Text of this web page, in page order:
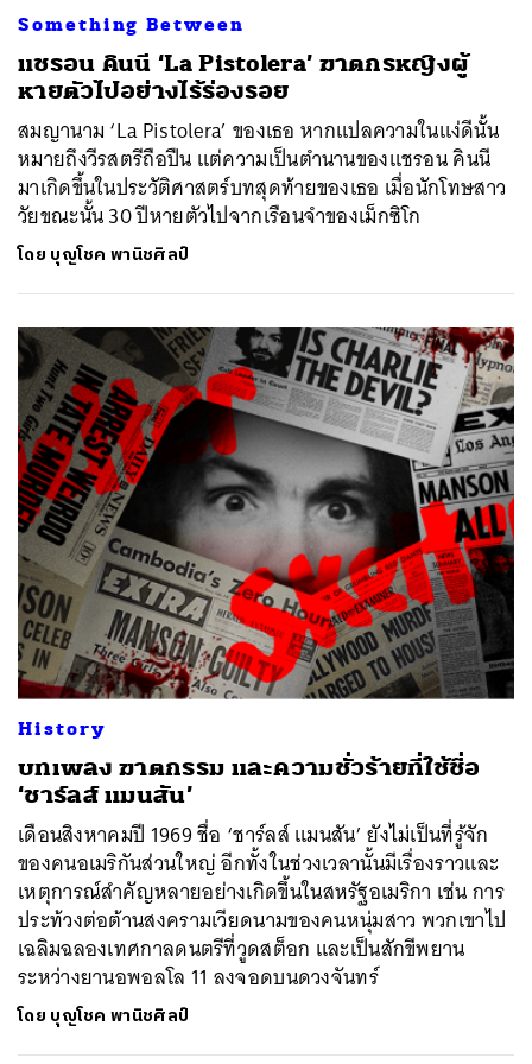
Something Between
แชรอน คินนี ‘La Pistolera’ ฆาตกรหญิงผู้
หายตัวไปอย่างไร้ร่องรอย
สมญานาม ‘La Pistolera’ ของเธอ หากแปลความในแง่ดีนั้น
หมายถึงวีรสตรีถือปืน แต่ความเป็นตำนานของแชรอน คินนี
มาเกิดขึ้นในประวัติศาสตร์บทสุดท้ายของเธอ เมื่อนักโทษสาว
วัยขณะนั้น 30 ปีหายตัวไปจากเรือนจำของเม็กซิโก
โดย บุญโชค พานิชศิลป์
History
บทเพลง ฆาตกรรม และความชั่วร้ายที่ใช้ชื่อ
‘ชาร์ลส์ แมนสัน’
เดือนสิงหาคมปี 1969 ชื่อ ‘ชาร์ลส์ แมนสัน’ ยังไม่เป็นที่รู้จัก
ของคนอเมริกันส่วนใหญ่ อีกทั้งในช่วงเวลานั้นมีเรื่องราวและ
เหตุการณ์สำคัญหลายอย่างเกิดขึ้นในสหรัฐอเมริกา เช่น การ
ประท้วงต่อต้านสงครามเวียดนามของคนหนุ่มสาว พวกเขาไป
เฉลิมฉลองเทศกาลดนตรีที่วูดสต็อก และเป็นสักขีพยาน
ระหว่างยานอพอลโล 11 ลงจอดบนดวงจันทร์
โดย บุญโชค พานิชศิลป์